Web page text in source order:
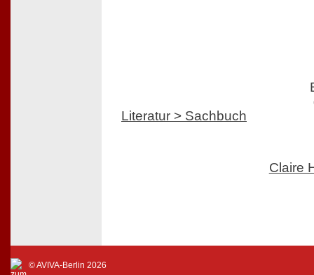
Literatur > Sachbuch
Claire
© AVIVA-Berlin 2026